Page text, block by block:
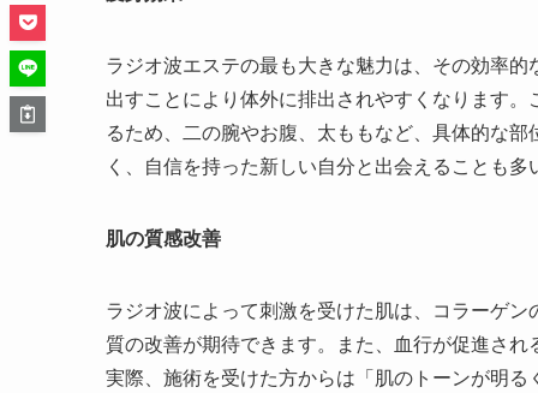
ラジオ波エステの最も大きな魅力は、その効率
出すことにより体外に排出されやすくなります
るため、二の腕やお腹、太ももなど、具体的な
く、自信を持った新しい自分と出会えることも多
肌の質感改善
ラジオ波によって刺激を受けた肌は、コラーゲ
質の改善が期待できます。また、血行が促進さ
実際、施術を受けた方からは「肌のトーンが明